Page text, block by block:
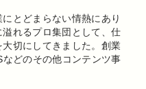
とどまらない情熱にあり
れるプロ集団として、仕
切にしてきました。創業
どのその他コンテンツ事